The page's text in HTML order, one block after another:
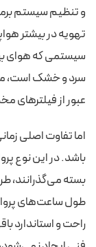
و تنظیم سیستم
تهویه در بیشتر
سرد و خشک است،
عبور از فیلترهای
اما تفاوت اصلی
باشد. در این نوع
بسته می‌گذرانند،
طول ساعت‌های
راحت و استاندارد